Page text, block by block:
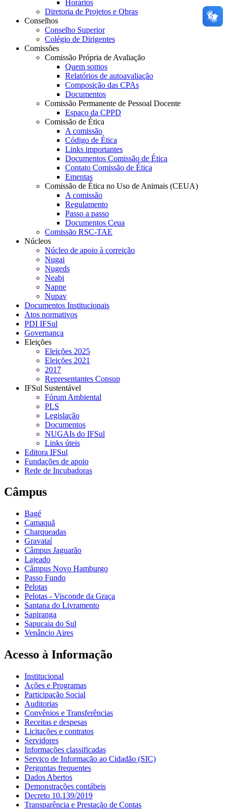
Horários
Diretoria de Projetos e Obras
Conselhos
Conselho Superior
Colégio de Dirigentes
Comissões
Comissão Própria de Avaliação
Quem somos
Relatórios de autoavaliação
Composição das CPAs
Documentos
Comissão Permanente de Pessoal Docente
Espaço da CPPD
Comissão de Ética
A comissão
Código de Ética
Links importantes
Documentos Comissão de Ética
Contato Comissão de Ética
Ementas
Comissão de Ética no Uso de Animais (CEUA)
A comissão
Regulamento
Passo a passo
Documentos Ceua
Comissão RSC-TAE
Núcleos
Núcleo de apoio à correição
Nugai
Nugeds
Neabi
Napne
Nupav
Documentos Institucionais
Atos normativos
PDI IFSul
Governança
Eleições
Eleições 2025
Eleições 2021
2017
Representantes Consup
IFSul Sustentável
Fórum Ambiental
PLS
Legislação
Documentos
NUGAIs do IFSul
Links úteis
Editora IFSul
Fundações de apoio
Rede de Incubadoras
Câmpus
Bagé
Camaquã
Charqueadas
Gravataí
Câmpus Jaguarão
Lajeado
Câmpus Novo Hamburgo
Passo Fundo
Pelotas
Pelotas - Visconde da Graça
Santana do Livramento
Sapiranga
Sapucaia do Sul
Venâncio Aires
Acesso à Informação
Institucional
Ações e Programas
Participação Social
Auditorias
Convênios e Transferências
Receitas e despesas
Licitações e contratos
Servidores
Informações classificadas
Serviço de Informação ao Cidadão (SIC)
Perguntas frequentes
Dados Abertos
Demonstrações contábeis
Decreto 10.139/2019
Transparência e Prestação de Contas